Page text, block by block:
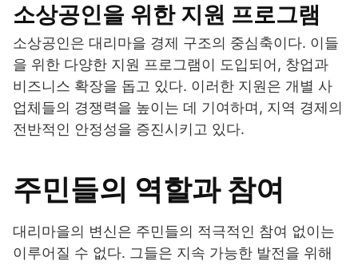
소상공인을 위한 지원 프로그램
소상공인은 대리마을 경제 구조의 중심축이다. 이들
을 위한 다양한 지원 프로그램이 도입되어, 창업과
비즈니스 확장을 돕고 있다. 이러한 지원은 개별 사
업체들의 경쟁력을 높이는 데 기여하며, 지역 경제의
전반적인 안정성을 증진시키고 있다.
주민들의 역할과 참여
대리마을의 변신은 주민들의 적극적인 참여 없이는
이루어질 수 없다. 그들은 지속 가능한 발전을 위해